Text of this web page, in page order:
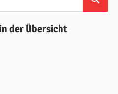
Suchen
der Übersicht